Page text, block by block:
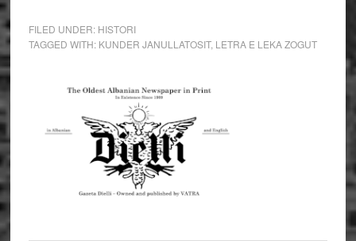
FILED UNDER: HISTORI
TAGGED WITH: KUNDER JANULLATOSIT, LETRA E LEKA ZOGUT